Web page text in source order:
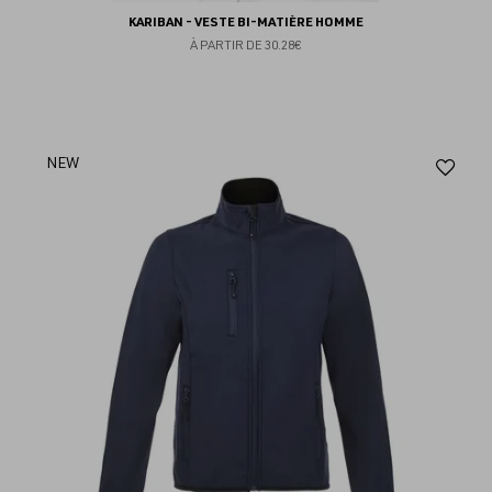
KARIBAN - VESTE BI-MATIÈRE HOMME
À PARTIR DE 30.28€
NEW